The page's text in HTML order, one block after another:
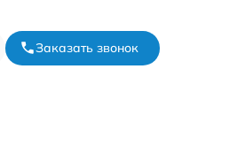
Заказать звонок